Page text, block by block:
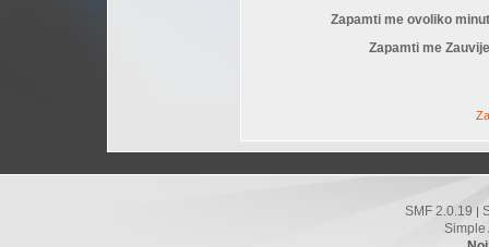
Zapamti me ovoliko
Zapamti me
SMF 2.0.19
Simple